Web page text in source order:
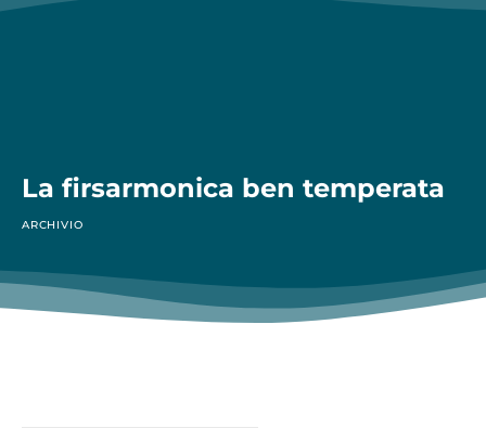
La firsarmonica ben temperata
ARCHIVIO